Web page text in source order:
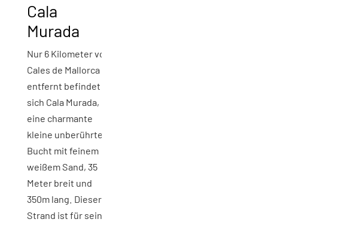
Cala
Murada
Nur 6 Kilometer von
Cales de Mallorca
entfernt befindet
sich Cala Murada,
eine charmante
kleine unberührte
Bucht mit feinem
weißem Sand, 35
Meter breit und
350m lang. Dieser
Strand ist für seine